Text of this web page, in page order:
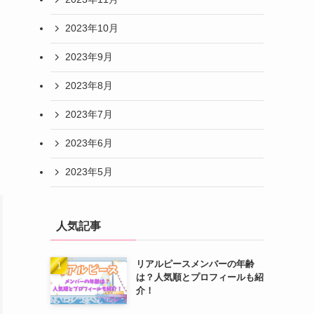
2023年10月
2023年9月
2023年8月
2023年7月
2023年6月
2023年5月
人気記事
リアルピースメンバーの年齢
は？人気順とプロフィールも紹
介！